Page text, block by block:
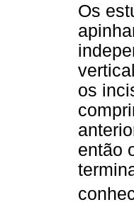
Os
os
então